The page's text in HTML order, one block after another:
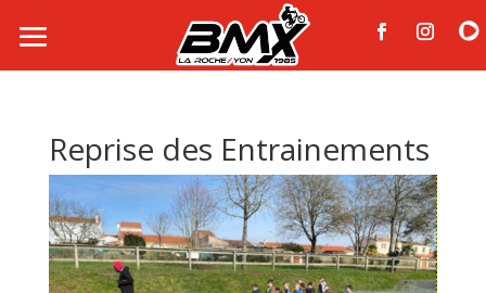
Reprise des Entrainements